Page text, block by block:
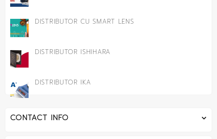
DISTRIBUTOR CU SMART LENS
DISTRIBUTOR ISHIHARA
DISTRIBUTOR IKA
CONTACT INFO